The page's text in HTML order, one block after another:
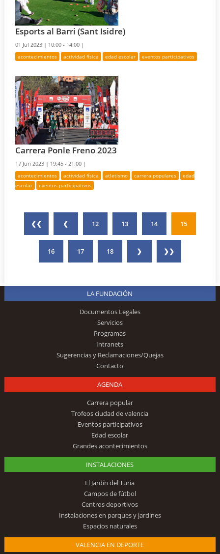
Esports al Barri (Sant Isidre)
01 Jul 2023 | 10:00 - 14:00 |
acontecimientos actividad física edad escolar eventos participativos
Carrera Ponle Freno 2023
17 Jun 2023 | 19:45 - 21:00 |
acontecimientos actividad física atletismo carrera populares
edad
escolar
eventos participativos
❮❮ ❮ 12 13 14 15
16 17 18 ❯ ❯❯
LA FUNDACIÓN
Documentos Legales
Servicios
Programas
Intranets
Sugerencias y Reclamaciones/Quejas
Contacto
AGENDA
Carrera popular
Trofeos ciudad de valencia
Eventos participativos
Edad escolar
Grandes acontecimientos
INSTALACIONES
El Jardín del Turia
Campos de fútbol
Centros deportivos
Instalaciones en parques y jardines
Espacios naturales
VALENCIA EN DEPORTE